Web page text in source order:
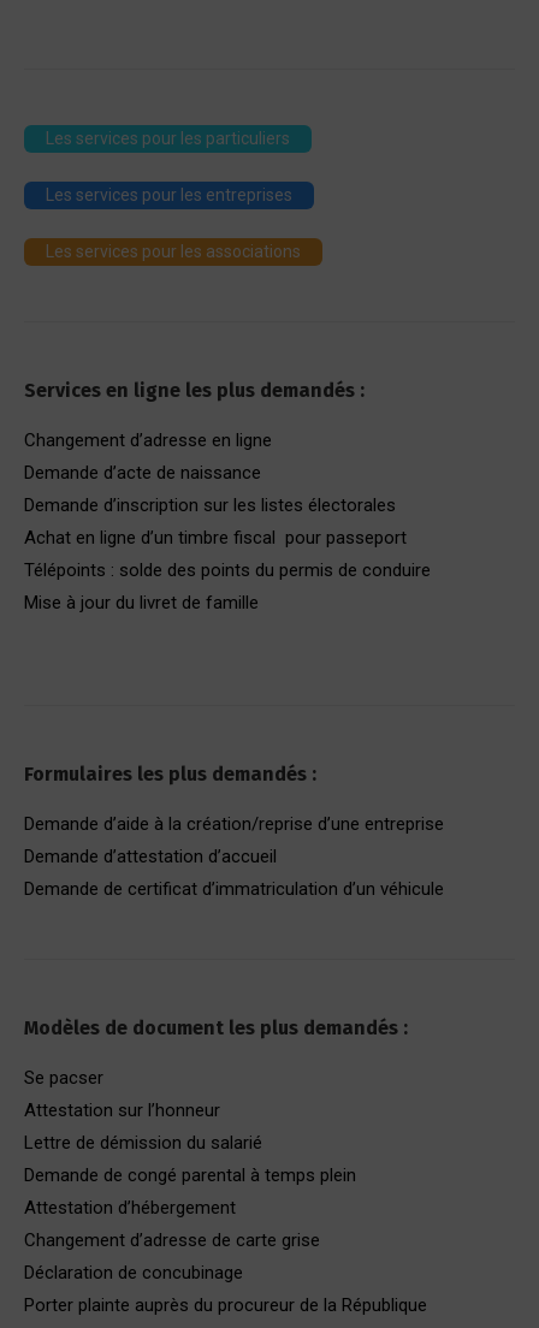
Les services pour les particuliers
Les services pour les entreprises
Les services pour les associations
Services en ligne les plus demandés :
Changement d’adresse en ligne
Demande d’acte de naissance
Demande d’inscription sur les listes électorales
Achat en ligne d’un timbre fiscal pour passeport
Télépoints : solde des points du permis de conduire
Mise à jour du livret de famille
Formulaires les plus demandés :
Demande d’aide à la création/reprise d’une entreprise
Demande d’attestation d’accueil
Demande de certificat d’immatriculation d’un véhicule
Modèles de document les plus demandés :
Se pacser
Attestation sur l’honneur
Lettre de démission du salarié
Demande de congé parental à temps plein
Attestation d’hébergement
Changement d’adresse de carte grise
Déclaration de concubinage
Porter plainte auprès du procureur de la République